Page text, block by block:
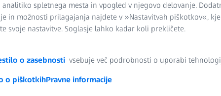
izzivom industrijske
tehnologije
zahtevajo strog nadzor kakovosti proizvodnje. Za
meritev. Mostni koordinatni merilni stroji ZEISS so
pa jih visoka stopnja natančnosti in majhna odstopanja meritev
spekter aplikacij.
analitiko spletnega mesta in vpogled v njegovo delovanje.
in možnosti prilagajanja najdete v »Nastavitvah piškotkov«,
svoje nastavitve. Soglasje lahko kadar koli prekličete.
o zasebnosti vsebuje več podrobnosti o uporabi
o piškotkihPravne informacije